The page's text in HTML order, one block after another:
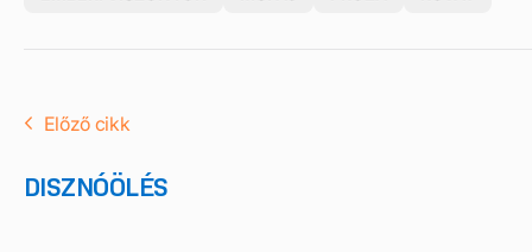
Előző cikk
DISZNÓÖLÉS